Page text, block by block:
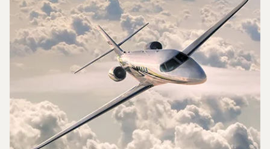
Ülőhelyek
Sebesség (km/h)
Sebesség
Hatótávolság (km)Hatótávolság (NM)